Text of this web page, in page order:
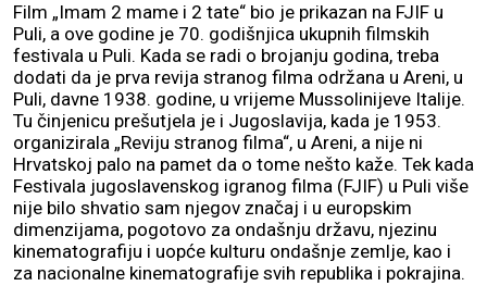
Film „Imam 2 mame i 2 tate“ bio je prikazan na FJIF u
Puli, a ove godine je 70. godišnjica ukupnih filmskih
festivala u Puli. Kada se radi o brojanju godina, treba
dodati da je prva revija stranog filma održana u Areni, u
Puli, davne 1938. godine, u vrijeme Mussolinijeve Italije.
Tu činjenicu prešutjela je i Jugoslavija, kada je 1953.
organizirala „Reviju stranog filma“, u Areni, a nije ni
Hrvatskoj palo na pamet da o tome nešto kaže. Tek kada
Festivala jugoslavenskog igranog filma (FJIF) u Puli više
nije bilo shvatio sam njegov značaj i u europskim
dimenzijama, pogotovo za ondašnju državu, njezinu
kinematografiju i uopće kulturu ondašnje zemlje, kao i
za nacionalne kinematografije svih republika i pokrajina.